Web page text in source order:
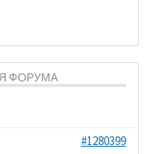
ФОРУМА
#1280399